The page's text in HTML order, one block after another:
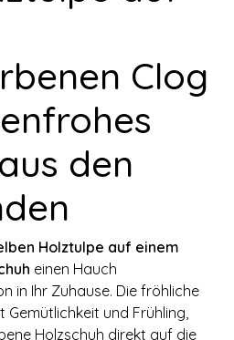
Clog
den
Holztulpe auf einem
einen Hauch
in Ihr Zuhause. Die fröhliche
und Frühling,
Holzschuh direkt auf die